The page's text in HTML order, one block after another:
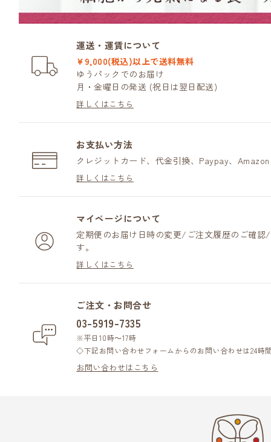
運送・運賃について
¥9,000(税込)以上で送料無料
ゆうパックでのお届け
月・金曜日の発送 (祝日は翌日配送)
詳しくはこちら
お支払い方法
クレジットカード、代金引換、Paypay、
詳しくはこちら
マイページについて
定期便のお届け日時の変更/ご注文履歴のご確
す。
詳しくはこちら
ご注文・お問合せ
03-5919-7335
※平日10時～17時
◇下記お問い合わせフォームからのお問い合わせは24時
お問い合わせはこちら